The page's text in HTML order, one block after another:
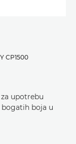
CP1500
upotrebu
boja u